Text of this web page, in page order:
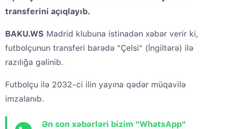
transferini açıqlayıb.
BAKU.WS Madrid klubuna istinadən xəbər verir ki,
futbolçunun transferi barədə "Çelsi" (İngiltərə) ilə
razılığa gəlinib.
Futbolçu ilə 2032-ci ilin yayına qədər müqavilə
imzalanıb.
Ən son xəbərləri bizim "WhatsApp"